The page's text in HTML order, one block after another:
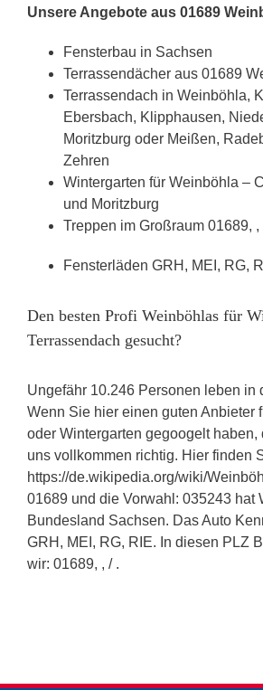
Unsere Angebote aus 01689
Fensterbau in Sachsen
Terrassendächer aus 01689
Terrassendach in Weinböhla,
Ebersbach, Klipphausen,
Moritzburg oder Meißen,
Zehren
Wintergarten für Weinböhla –
und Moritzburg
Treppen im Großraum 01689, ,
Fensterläden GRH, MEI, RG,
Den besten Profi Weinböhlas für
Terrassendach gesucht?
Ungefähr 10.246 Personen leben in
Wenn Sie hier einen guten Anbieter
oder Wintergarten gegoogelt haben,
uns vollkommen richtig. Hier finden
https://de.wikipedia.org/wiki/
01689 und die Vorwahl: 035243 hat
Bundesland Sachsen. Das Auto
GRH, MEI, RG, RIE. In diesen PLZ
wir: 01689, , / .